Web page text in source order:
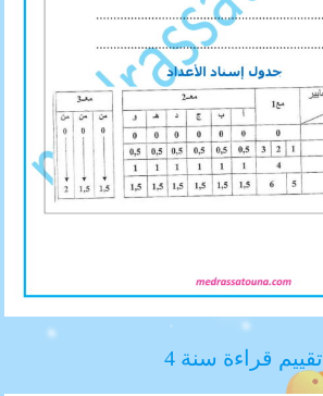
تقييم قراءة سنة 4